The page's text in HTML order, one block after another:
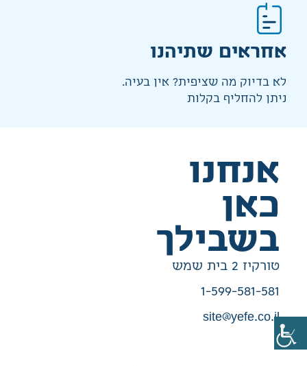
אחראים שתיהנו
לא בדיוק מה שציפית? אין בעיה.
ניתן להחליף בקלות
אנחנו
כאן
בשבילך
טורקיז 2 בית שמש
1-599-581-581
site@yefe.co.il